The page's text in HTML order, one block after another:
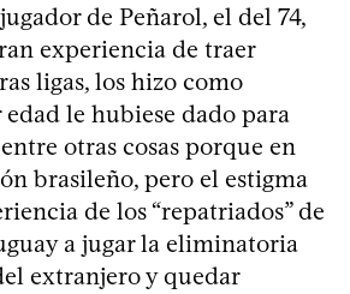
de Peñarol, el del 74,
experiencia de traer
ligas, los hizo como
le hubiese dado para
otras cosas porque en
brasileño, pero el estigma
de los “repatriados” de
a jugar la eliminatoria
extranjero y quedar